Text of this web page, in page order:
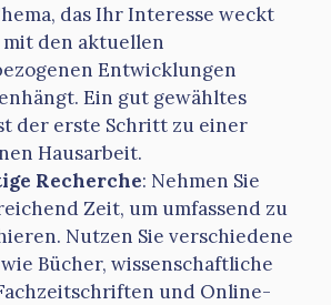
das Ihr Interesse weckt
den aktuellen
Entwicklungen
Ein gut gewähltes
der erste Schritt zu einer
Hausarbeit.
Recherche: Nehmen Sie
Zeit, um umfassend zu
Nutzen Sie verschiedene
Bücher, wissenschaftliche
und Online-